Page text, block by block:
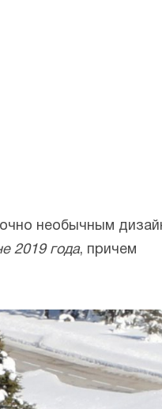
необычным
2019 года, причем